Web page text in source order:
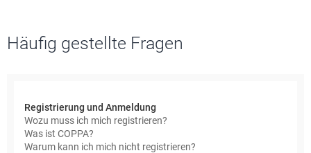
Häufig gestellte Fragen
Registrierung und Anmeldung
Wozu muss ich mich registrieren?
Was ist COPPA?
Warum kann ich mich nicht registrieren?